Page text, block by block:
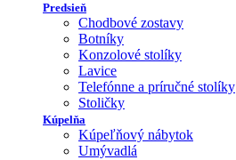
Predsieň
Chodbové zostavy
Botníky
Konzolové stolíky
Lavice
Telefónne a príručné stolíky
Stoličky
Kúpelňa
Kúpeľňový nábytok
Umývadlá